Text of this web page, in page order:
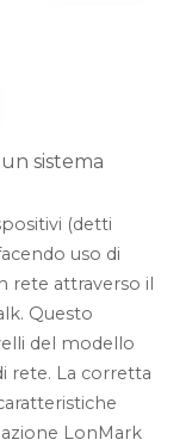
sistema
(detti
uso di
rete attraverso il
Questo
del modello
rete. La corretta
LonMark